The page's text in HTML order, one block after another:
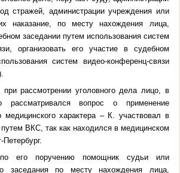
стражей, администрации учреждения или
наказание, по месту нахождения лица,
заседании путем использования систем
организовать его участие в судебном
систем видео-конференц-связи
при рассмотрении уголовного дела лицо, в
рассматривался вопрос о применение
медицинского характера – К. участвовал в
ВКС, так как находился в медицинском
его поручению помощник судьи или
заседания по месту нахождения лица,